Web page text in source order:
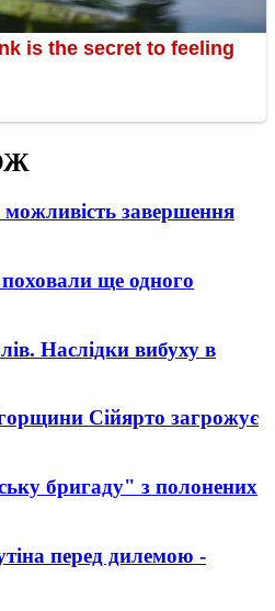
завершення
ще одного
Наслідки вибуху в
Сійярто загрожує
бригаду" з полонених
перед дилемою -